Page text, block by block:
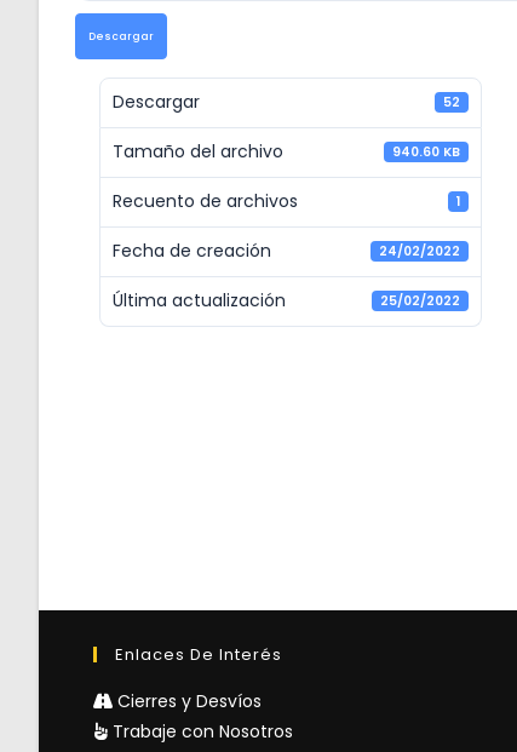
Descargar
Descargar 52
Tamaño del archivo 940.60 KB
Recuento de archivos 1
Fecha de creación 24/02/2022
Última actualización 25/02/2022
Enlaces De Interés
Cierres y Desvíos
Trabaje con Nosotros